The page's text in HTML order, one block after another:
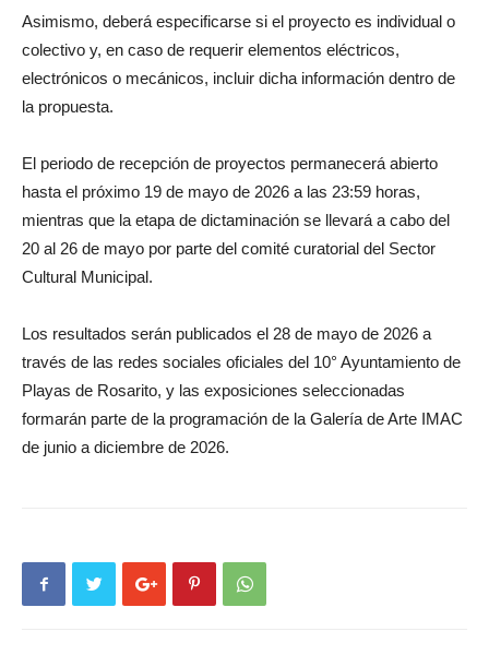
Asimismo, deberá especificarse si el proyecto es individual o
colectivo y, en caso de requerir elementos eléctricos,
electrónicos o mecánicos, incluir dicha información dentro de
la propuesta.
El periodo de recepción de proyectos permanecerá abierto
hasta el próximo 19 de mayo de 2026 a las 23:59 horas,
mientras que la etapa de dictaminación se llevará a cabo del
20 al 26 de mayo por parte del comité curatorial del Sector
Cultural Municipal.
Los resultados serán publicados el 28 de mayo de 2026 a
través de las redes sociales oficiales del 10° Ayuntamiento de
Playas de Rosarito, y las exposiciones seleccionadas
formarán parte de la programación de la Galería de Arte IMAC
de junio a diciembre de 2026.